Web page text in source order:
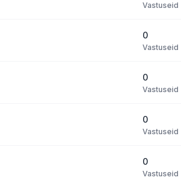
Vastuseid
0
Vastuseid
0
Vastuseid
0
Vastuseid
0
Vastuseid